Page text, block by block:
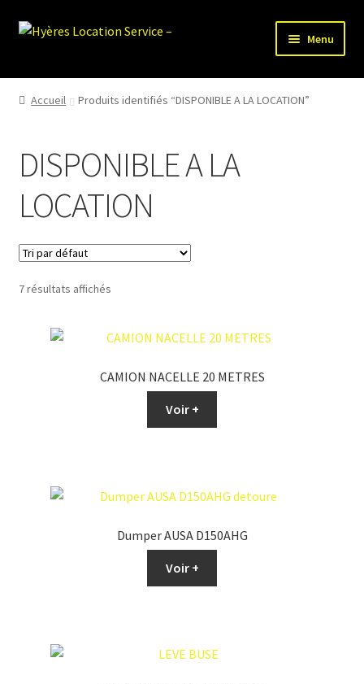
Aller
Aller
Menu
HLS-ACCUEIL
VENTE MATERIEL
PARTENAIRES
Accueil Produits identifiés “DISPONIBLE A LA LOCATION”
DISPONIBLE A LA
LOCATION
7 résultats affichés
CAMION NACELLE 20 METRES
Voir +
Dumper AUSA D150AHG
Voir +